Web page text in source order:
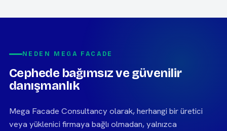
NEDEN MEGA FACADE
Cephede bağımsız ve güvenilir
danışmanlık
Mega Facade Consultancy olarak, herhangi bir üretici
veya yüklenici firmaya bağlı olmadan, yalnızca